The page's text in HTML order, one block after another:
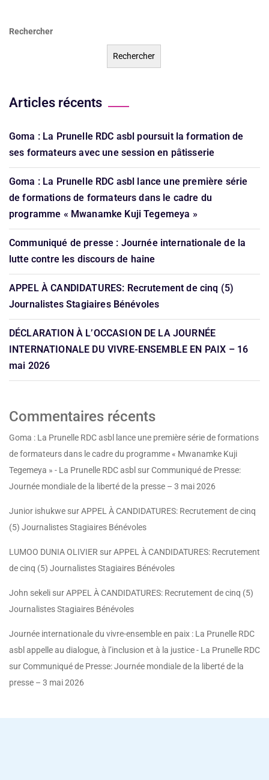
Rechercher
Rechercher
Articles récents
Goma : La Prunelle RDC asbl poursuit la formation de
ses formateurs avec une session en pâtisserie
Goma : La Prunelle RDC asbl lance une première série
de formations de formateurs dans le cadre du
programme « Mwanamke Kuji Tegemeya »
Communiqué de presse : Journée internationale de la
lutte contre les discours de haine
APPEL À CANDIDATURES: Recrutement de cinq (5)
Journalistes Stagiaires Bénévoles
DÉCLARATION À L’OCCASION DE LA JOURNÉE
INTERNATIONALE DU VIVRE-ENSEMBLE EN PAIX – 16
mai 2026
Commentaires récents
Goma : La Prunelle RDC asbl lance une première série de formations
de formateurs dans le cadre du programme « Mwanamke Kuji
Tegemeya » - La Prunelle RDC asbl surCommuniqué de Presse:
Journée mondiale de la liberté de la presse – 3 mai 2026
Junior ishukwe surAPPEL À CANDIDATURES: Recrutement de cinq
(5) Journalistes Stagiaires Bénévoles
LUMOO DUNIA OLIVIER surAPPEL À CANDIDATURES: Recrutement
de cinq (5) Journalistes Stagiaires Bénévoles
John sekeli surAPPEL À CANDIDATURES: Recrutement de cinq (5)
Journalistes Stagiaires Bénévoles
Journée internationale du vivre-ensemble en paix : La Prunelle RDC
asbl appelle au dialogue, à l’inclusion et à la justice - La Prunelle RDC
surCommuniqué de Presse: Journée mondiale de la liberté de la
presse – 3 mai 2026